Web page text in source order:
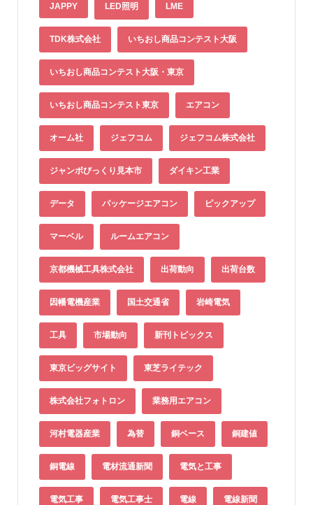
JAPPY LED照明 LME
TDK株式会社 いちおし商品コンテスト大阪
いちおし商品コンテスト大阪・東京
いちおし商品コンテスト東京 エアコン
オーム社 ジェフコム ジェフコム株式会社
ジャンボびっくり見本市 ダイキン工業
データ パッケージエアコン ピックアップ
マーベル ルームエアコン
京都機械工具株式会社 出荷動向 出荷台数
因幡電機産業 国土交通省 岩崎電気
工具 市場動向 新刊トピックス
東京ビッグサイト 東芝ライテック
株式会社フォトロン 業務用エアコン
河村電器産業 為替 銅ベース 銅建値
銅電線 電材流通新聞 電気と工事
電気工事 電気工事士 電線 電線新聞